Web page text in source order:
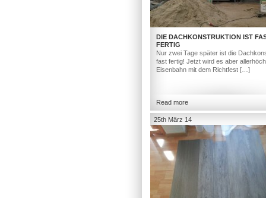
DIE DACHKONSTRUKTION IST
FERTIG
Nur zwei Tage später ist die
fast fertig! Jetzt wird es aber
Eisenbahn mit dem Richtfest […]
Read more
25th März 14